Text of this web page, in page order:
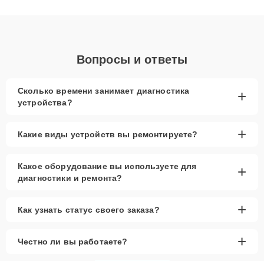
Вопросы и ответы
Сколько времени занимает диагностика
устройства?
+
Какие виды устройств вы ремонтируете? +
Какое оборудование вы используете для
диагностики и ремонта?
+
Как узнать статус своего заказа? +
Честно ли вы работаете? +